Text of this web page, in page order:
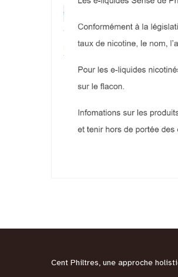
Cent Philtres, une approche